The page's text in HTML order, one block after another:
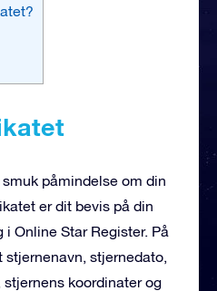
påmindelse om din
er dit bevis på din
Online Star Register. På
stjernedato,
koordinater og